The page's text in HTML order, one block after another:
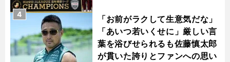
「お前がラクして生意気だな」
「あいつ若いくせに」厳しい言
葉を浴びせられるも佐藤慎太郎
が貫いた誇りとファンへの思い
4